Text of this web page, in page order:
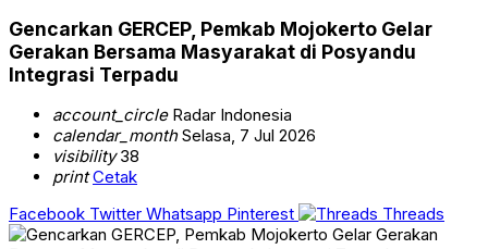
Gencarkan GERCEP, Pemkab Mojokerto Gelar
Gerakan Bersama Masyarakat di Posyandu
Integrasi Terpadu
account_circleRadar Indonesia
calendar_monthSelasa, 7 Jul 2026
visibility38
print Cetak
Facebook Twitter Whatsapp Pinterest Threads